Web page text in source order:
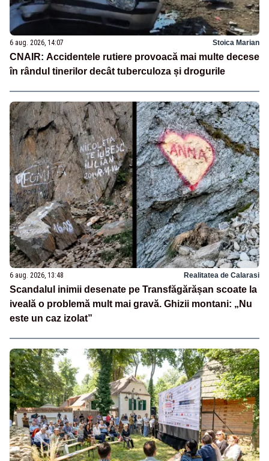
6 aug. 2026, 14:07 Stoica Marian
CNAIR: Accidentele rutiere provoacă mai multe decese
în rândul tinerilor decât tuberculoza și drogurile
6 aug. 2026, 13:48 Realitatea de Calarasi
Scandalul inimii desenate pe Transfăgărășan scoate la
iveală o problemă mult mai gravă. Ghizii montani: „Nu
este un caz izolat”